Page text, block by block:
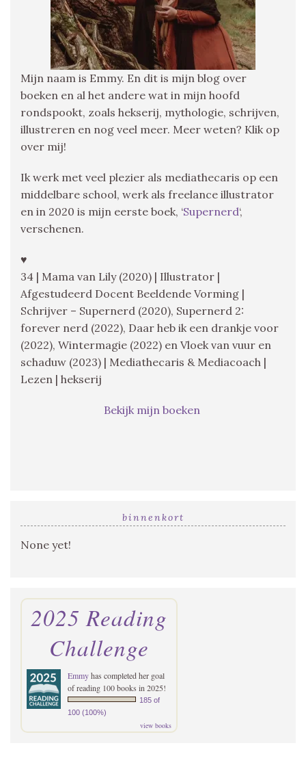
Mijn naam is Emmy. En dit is mijn blog over
boeken en al het andere wat in mijn hoofd
rondspookt, zoals hekserij, mythologie, schrijven,
illustreren en nog veel meer. Meer weten? Klik op
over mij!
Ik werk met veel plezier als mediathecaris op een
middelbare school, werk als freelance illustrator
en in 2020 is mijn eerste boek, ‘Supernerd‘,
verschenen.
♥
34 | Mama van Lily (2020) | Illustrator |
Afgestudeerd Docent Beeldende Vorming |
Schrijver – Supernerd (2020), Supernerd 2:
forever nerd (2022), Daar heb ik een drankje voor
(2022), Wintermagie (2022) en Vloek van vuur en
schaduw (2023) | Mediathecaris & Mediacoach |
Lezen | hekserij
Bekijk mijn boeken
binnenkort
None yet!
2025 Reading
Challenge
Emmyhas completed her goal
of reading 100 books in 2025!
185 of
100 (100%)
view books